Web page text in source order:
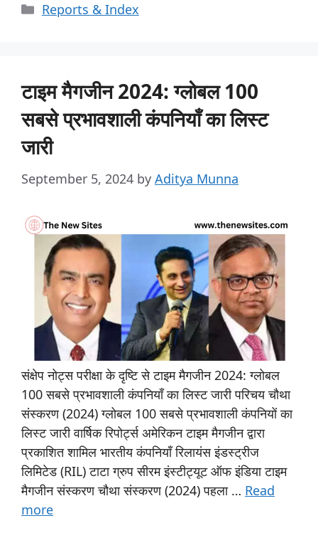
Reports & Index
टाइम मैगजीन 2024: ग्लोबल 100
सबसे प्रभावशाली कंपनियाँ का लिस्ट
जारी
September 5, 2024 by Aditya Munna
संक्षेप नोट्स परीक्षा के दृष्टि से टाइम मैगजीन 2024: ग्लोबल
100 सबसे प्रभावशाली कंपनियाँ का लिस्ट जारी परिचय चौथा
संस्करण (2024) ग्लोबल 100 सबसे प्रभावशाली कंपनियों का
लिस्ट जारी वार्षिक रिपोर्ट्स अमेरिकन टाइम मैगजीन द्वारा
प्रकाशित शामिल भारतीय कंपनियाँ रिलायंस इंडस्ट्रीज
लिमिटेड (RIL) टाटा ग्रुप सीरम इंस्टीट्यूट ऑफ इंडिया टाइम
मैगजीन संस्करण चौथा संस्करण (2024) पहला … Read
more